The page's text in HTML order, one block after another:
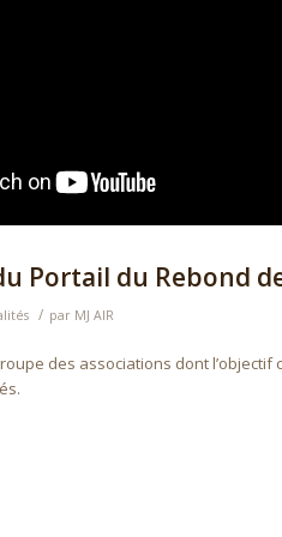
Portail du Rebond
/ par MJ AIR
des associations dont